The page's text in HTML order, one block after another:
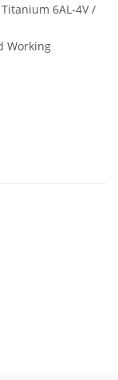
6AL-4V /
Working